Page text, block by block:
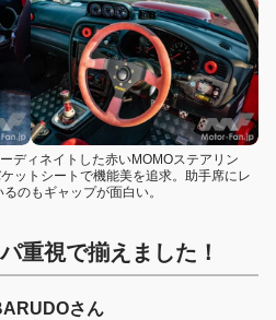
ディネイトした赤いMOMOステアリン
ットシートで機能美を追求。助手席にレ
のもギャップが面白い。
重視で揃えました！
さん